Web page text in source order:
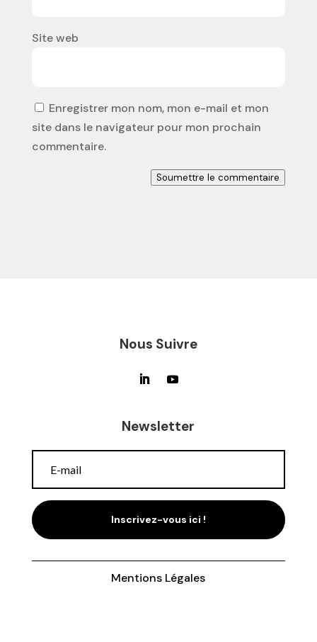
Site web
Enregistrer mon nom, mon e-mail et mon
site dans le navigateur pour mon prochain
commentaire.
Soumettre le commentaire
Nous Suivre
Newsletter
Inscrivez-vous ici !
Mentions Légales